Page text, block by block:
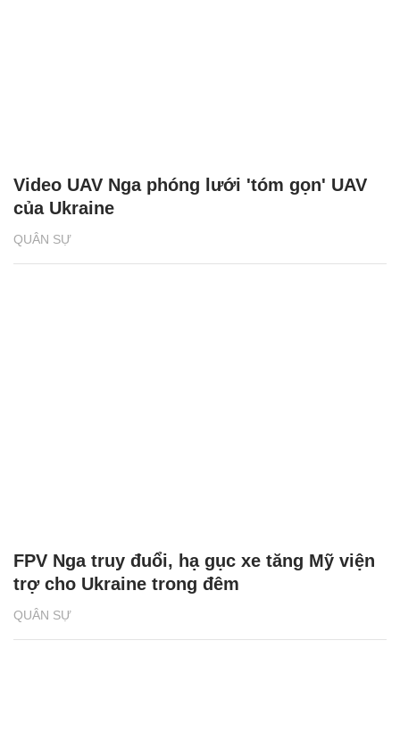
QUÂN SỰ
Video UAV Nga phóng lưới 'tóm gọn' UAV
của Ukraine
QUÂN SỰ
FPV Nga truy đuổi, hạ gục xe tăng Mỹ viện
trợ cho Ukraine trong đêm